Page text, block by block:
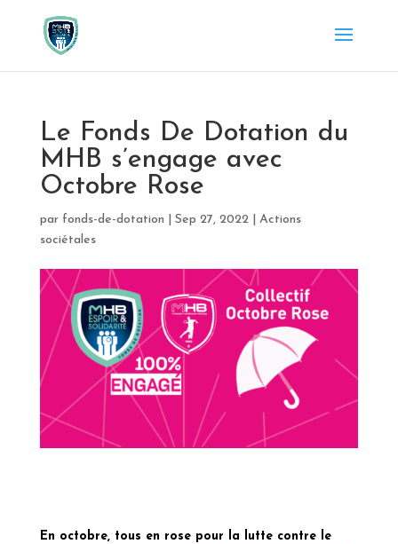
Le Fonds De Dotation du
MHB s’engage avec
Octobre Rose
par fonds-de-dotation Sep 27, 2022| Actions
sociétales
En octobre, tous en rose pour la lutte contre le